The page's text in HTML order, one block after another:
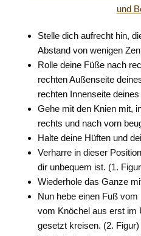
Stelle dich aufrecht hin,
Abstand von wenigen
Rolle deine Füße nach
rechten Außenseite
rechten Innenseite
Gehe mit den Knien mit,
rechts und nach vorn
Halte deine Hüften und
Verharre in dieser
dir unbequem ist. (1.
Wiederhole das Ganze
Nun hebe einen Fuß
vom Knöchel aus erst im
gesetzt kreisen. (2. Figur)